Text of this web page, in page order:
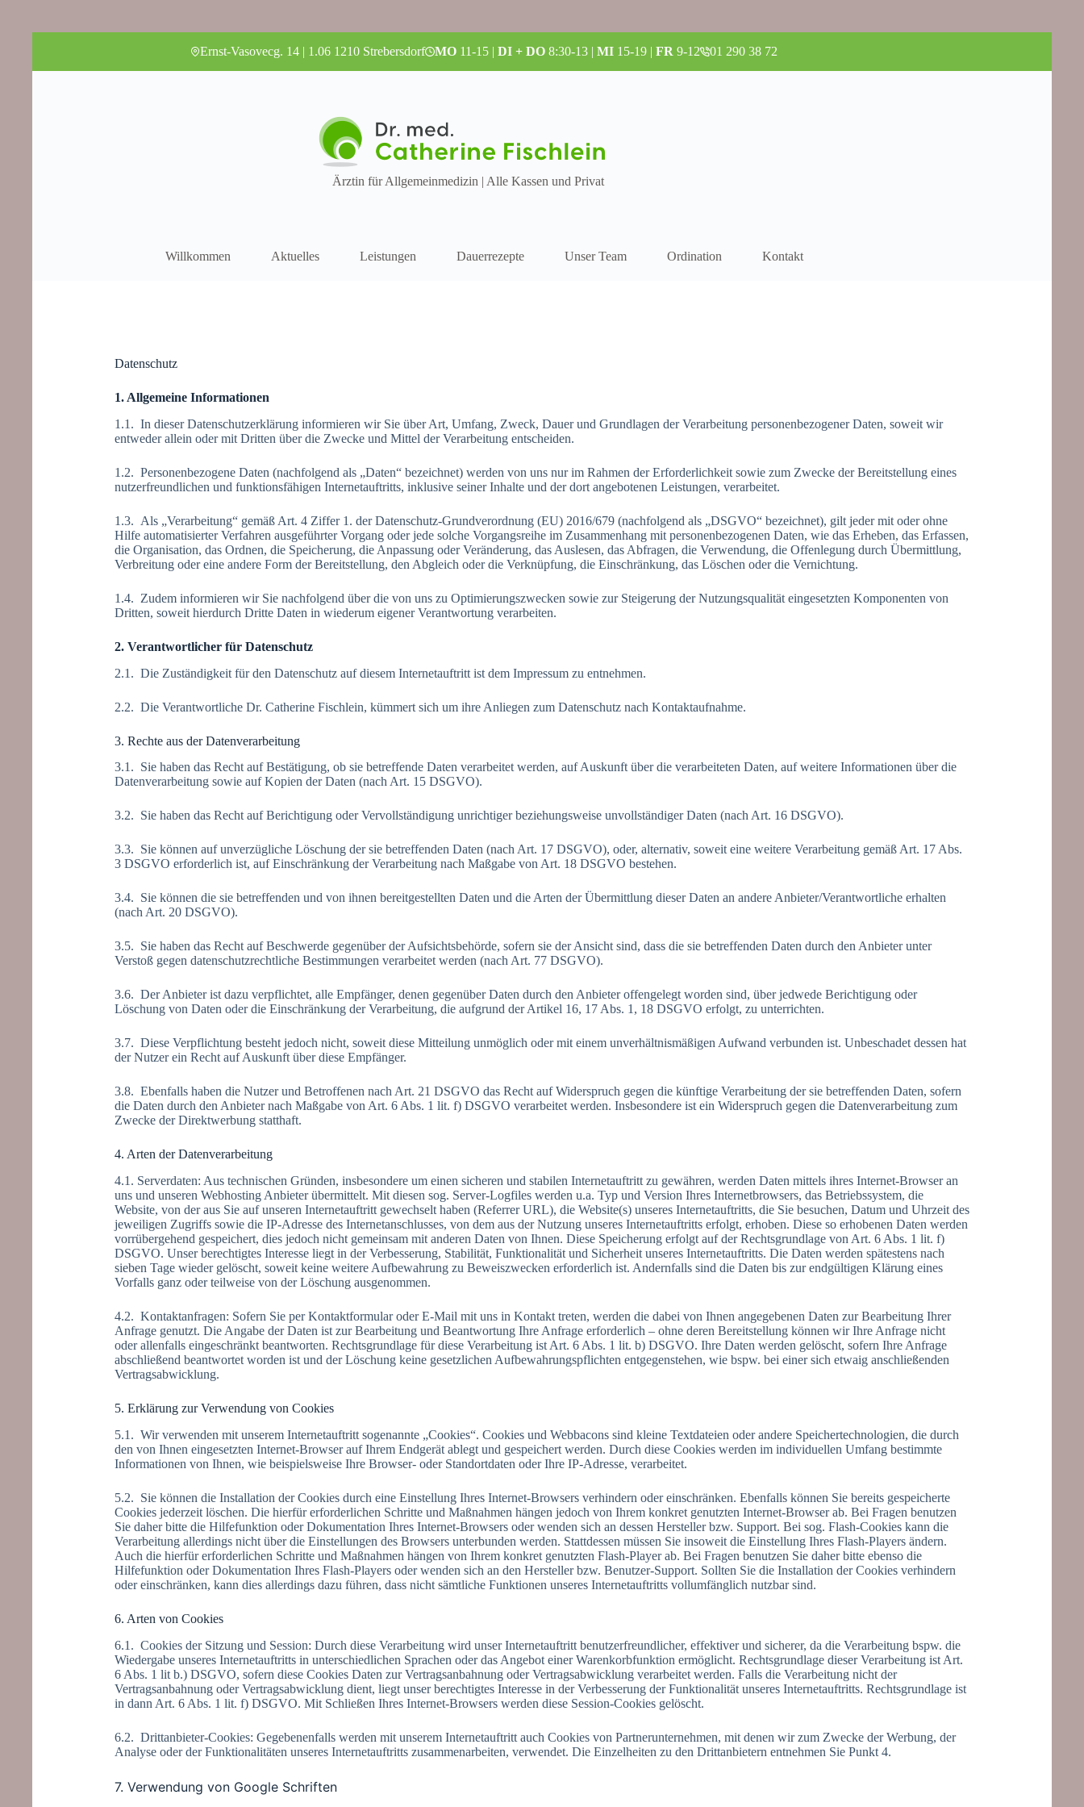
Ernst-Vasovecg. 14 | 1.06 1210 Strebersdorf MO 11-15 | DI + DO 8:30-13 | MI 15-19 | FR 9-12 01 290 38 72
Ärztin für Allgemeinmedizin | Alle Kassen und Privat
Willkommen Aktuelles Leistungen Dauerrezepte Unser Team Ordination Kontakt
Datenschutz
1. Allgemeine Informationen
1.1. In dieser Datenschutzerklärung informieren wir Sie über Art, Umfang, Zweck, Dauer und Grundlagen der Verarbeitung personenbezogener Daten, soweit wir
entweder allein oder mit Dritten über die Zwecke und Mittel der Verarbeitung entscheiden.
1.2. Personenbezogene Daten (nachfolgend als „Daten“ bezeichnet) werden von uns nur im Rahmen der Erforderlichkeit sowie zum Zwecke der Bereitstellung eines
nutzerfreundlichen und funktionsfähigen Internetauftritts, inklusive seiner Inhalte und der dort angebotenen Leistungen, verarbeitet.
1.3. Als „Verarbeitung“ gemäß Art. 4 Ziffer 1. der Datenschutz-Grundverordnung (EU) 2016/679 (nachfolgend als „DSGVO“ bezeichnet), gilt jeder mit oder ohne
Hilfe automatisierter Verfahren ausgeführter Vorgang oder jede solche Vorgangsreihe im Zusammenhang mit personenbezogenen Daten, wie das Erheben, das Erfassen,
die Organisation, das Ordnen, die Speicherung, die Anpassung oder Veränderung, das Auslesen, das Abfragen, die Verwendung, die Offenlegung durch Übermittlung,
Verbreitung oder eine andere Form der Bereitstellung, den Abgleich oder die Verknüpfung, die Einschränkung, das Löschen oder die Vernichtung.
1.4. Zudem informieren wir Sie nachfolgend über die von uns zu Optimierungszwecken sowie zur Steigerung der Nutzungsqualität eingesetzten Komponenten von
Dritten, soweit hierdurch Dritte Daten in wiederum eigener Verantwortung verarbeiten.
2. Verantwortlicher für Datenschutz
2.1. Die Zuständigkeit für den Datenschutz auf diesem Internetauftritt ist dem Impressum zu entnehmen.
2.2. Die Verantwortliche Dr. Catherine Fischlein, kümmert sich um ihre Anliegen zum Datenschutz nach Kontaktaufnahme.
3. Rechte aus der Datenverarbeitung
3.1. Sie haben das Recht auf Bestätigung, ob sie betreffende Daten verarbeitet werden, auf Auskunft über die verarbeiteten Daten, auf weitere Informationen über die
Datenverarbeitung sowie auf Kopien der Daten (nach Art. 15 DSGVO).
3.2. Sie haben das Recht auf Berichtigung oder Vervollständigung unrichtiger beziehungsweise unvollständiger Daten (nach Art. 16 DSGVO).
3.3. Sie können auf unverzügliche Löschung der sie betreffenden Daten (nach Art. 17 DSGVO), oder, alternativ, soweit eine weitere Verarbeitung gemäß Art. 17 Abs.
3 DSGVO erforderlich ist, auf Einschränkung der Verarbeitung nach Maßgabe von Art. 18 DSGVO bestehen.
3.4. Sie können die sie betreffenden und von ihnen bereitgestellten Daten und die Arten der Übermittlung dieser Daten an andere Anbieter/Verantwortliche erhalten
(nach Art. 20 DSGVO).
3.5. Sie haben das Recht auf Beschwerde gegenüber der Aufsichtsbehörde, sofern sie der Ansicht sind, dass die sie betreffenden Daten durch den Anbieter unter
Verstoß gegen datenschutzrechtliche Bestimmungen verarbeitet werden (nach Art. 77 DSGVO).
3.6. Der Anbieter ist dazu verpflichtet, alle Empfänger, denen gegenüber Daten durch den Anbieter offengelegt worden sind, über jedwede Berichtigung oder
Löschung von Daten oder die Einschränkung der Verarbeitung, die aufgrund der Artikel 16, 17 Abs. 1, 18 DSGVO erfolgt, zu unterrichten.
3.7. Diese Verpflichtung besteht jedoch nicht, soweit diese Mitteilung unmöglich oder mit einem unverhältnismäßigen Aufwand verbunden ist. Unbeschadet dessen hat
der Nutzer ein Recht auf Auskunft über diese Empfänger.
3.8. Ebenfalls haben die Nutzer und Betroffenen nach Art. 21 DSGVO das Recht auf Widerspruch gegen die künftige Verarbeitung der sie betreffenden Daten, sofern
die Daten durch den Anbieter nach Maßgabe von Art. 6 Abs. 1 lit. f) DSGVO verarbeitet werden. Insbesondere ist ein Widerspruch gegen die Datenverarbeitung zum
Zwecke der Direktwerbung statthaft.
4. Arten der Datenverarbeitung
4.1. Serverdaten: Aus technischen Gründen, insbesondere um einen sicheren und stabilen Internetauftritt zu gewähren, werden Daten mittels ihres Internet-Browser an
uns und unseren Webhosting Anbieter übermittelt. Mit diesen sog. Server-Logfiles werden u.a. Typ und Version Ihres Internetbrowsers, das Betriebssystem, die
Website, von der aus Sie auf unseren Internetauftritt gewechselt haben (Referrer URL), die Website(s) unseres Internetauftritts, die Sie besuchen, Datum und Uhrzeit des
jeweiligen Zugriffs sowie die IP-Adresse des Internetanschlusses, von dem aus der Nutzung unseres Internetauftritts erfolgt, erhoben. Diese so erhobenen Daten werden
vorrübergehend gespeichert, dies jedoch nicht gemeinsam mit anderen Daten von Ihnen. Diese Speicherung erfolgt auf der Rechtsgrundlage von Art. 6 Abs. 1 lit. f)
DSGVO. Unser berechtigtes Interesse liegt in der Verbesserung, Stabilität, Funktionalität und Sicherheit unseres Internetauftritts. Die Daten werden spätestens nach
sieben Tage wieder gelöscht, soweit keine weitere Aufbewahrung zu Beweiszwecken erforderlich ist. Andernfalls sind die Daten bis zur endgültigen Klärung eines
Vorfalls ganz oder teilweise von der Löschung ausgenommen.
4.2. Kontaktanfragen: Sofern Sie per Kontaktformular oder E-Mail mit uns in Kontakt treten, werden die dabei von Ihnen angegebenen Daten zur Bearbeitung Ihrer
Anfrage genutzt. Die Angabe der Daten ist zur Bearbeitung und Beantwortung Ihre Anfrage erforderlich – ohne deren Bereitstellung können wir Ihre Anfrage nicht
oder allenfalls eingeschränkt beantworten. Rechtsgrundlage für diese Verarbeitung ist Art. 6 Abs. 1 lit. b) DSGVO. Ihre Daten werden gelöscht, sofern Ihre Anfrage
abschließend beantwortet worden ist und der Löschung keine gesetzlichen Aufbewahrungspflichten entgegenstehen, wie bspw. bei einer sich etwaig anschließenden
Vertragsabwicklung.
5. Erklärung zur Verwendung von Cookies
5.1. Wir verwenden mit unserem Internetauftritt sogenannte „Cookies“. Cookies und Webbacons sind kleine Textdateien oder andere Speichertechnologien, die durch
den von Ihnen eingesetzten Internet-Browser auf Ihrem Endgerät ablegt und gespeichert werden. Durch diese Cookies werden im individuellen Umfang bestimmte
Informationen von Ihnen, wie beispielsweise Ihre Browser- oder Standortdaten oder Ihre IP-Adresse, verarbeitet.
5.2. Sie können die Installation der Cookies durch eine Einstellung Ihres Internet-Browsers verhindern oder einschränken. Ebenfalls können Sie bereits gespeicherte
Cookies jederzeit löschen. Die hierfür erforderlichen Schritte und Maßnahmen hängen jedoch von Ihrem konkret genutzten Internet-Browser ab. Bei Fragen benutzen
Sie daher bitte die Hilfefunktion oder Dokumentation Ihres Internet-Browsers oder wenden sich an dessen Hersteller bzw. Support. Bei sog. Flash-Cookies kann die
Verarbeitung allerdings nicht über die Einstellungen des Browsers unterbunden werden. Stattdessen müssen Sie insoweit die Einstellung Ihres Flash-Players ändern.
Auch die hierfür erforderlichen Schritte und Maßnahmen hängen von Ihrem konkret genutzten Flash-Player ab. Bei Fragen benutzen Sie daher bitte ebenso die
Hilfefunktion oder Dokumentation Ihres Flash-Players oder wenden sich an den Hersteller bzw. Benutzer-Support. Sollten Sie die Installation der Cookies verhindern
oder einschränken, kann dies allerdings dazu führen, dass nicht sämtliche Funktionen unseres Internetauftritts vollumfänglich nutzbar sind.
6. Arten von Cookies
6.1. Cookies der Sitzung und Session: Durch diese Verarbeitung wird unser Internetauftritt benutzerfreundlicher, effektiver und sicherer, da die Verarbeitung bspw. die
Wiedergabe unseres Internetauftritts in unterschiedlichen Sprachen oder das Angebot einer Warenkorbfunktion ermöglicht. Rechtsgrundlage dieser Verarbeitung ist Art.
6 Abs. 1 lit b.) DSGVO, sofern diese Cookies Daten zur Vertragsanbahnung oder Vertragsabwicklung verarbeitet werden. Falls die Verarbeitung nicht der
Vertragsanbahnung oder Vertragsabwicklung dient, liegt unser berechtigtes Interesse in der Verbesserung der Funktionalität unseres Internetauftritts. Rechtsgrundlage ist
in dann Art. 6 Abs. 1 lit. f) DSGVO. Mit Schließen Ihres Internet-Browsers werden diese Session-Cookies gelöscht.
6.2. Drittanbieter-Cookies: Gegebenenfalls werden mit unserem Internetauftritt auch Cookies von Partnerunternehmen, mit denen wir zum Zwecke der Werbung, der
Analyse oder der Funktionalitäten unseres Internetauftritts zusammenarbeiten, verwendet. Die Einzelheiten zu den Drittanbietern entnehmen Sie Punkt 4.
7. Verwendung von Google Schriften